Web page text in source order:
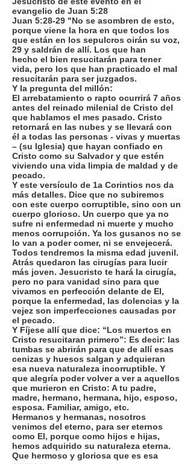
evangelio de Juan 5:28
Juan 5:28-29 "No se asombren de esto,
porque viene la hora en que todos los
que están en los sepulcros oirán su voz,
29 y saldrán de allí. Los que han
hecho el bien resucitarán para tener
vida, pero los que han practicado el mal
resucitarán para ser juzgados.
Y la pregunta del millón:
El arrebatamiento o rapto ocurrirá 7 años
antes del reinado milenial de Cristo del
que hablamos el mes pasado. Cristo
retornará en las nubes y se llevará con
él a todas las personas - vivas y muertas
– (su Iglesia) que hayan confiado en
Cristo como su Salvador y que estén
viviendo una vida limpia de maldad y de
pecado.
Y este versículo de 1a Corintios nos da
más detalles. Dice que no subiremos
con este cuerpo corruptible, sino con un
cuerpo glorioso. Un cuerpo que ya no
sufre ni enfermedad ni muerte y mucho
menos corrupción. Ya los gusanos no se
lo van a poder comer, ni se envejecerá.
Todos tendremos la misma edad juvenil.
Atrás quedaron las cirugías para lucir
más joven. Jesucristo te hará la cirugía,
pero no para vanidad sino para que
vivamos en perfección delante de El,
porque la enfermedad, las dolencias y la
vejez son imperfecciones causadas por
el pecado.
Y Fíjese allí que dice: “Los muertos en
Cristo resucitaran primero”: Es decir: las
tumbas se abrirán para que de allí esas
cenizas y huesos salgan y adquieran
esa nueva naturaleza incorruptible. Y
que alegría poder volver a ver a aquellos
que murieron en Cristo: A tu padre,
madre, hermano, hermana, hijo, esposo,
esposa. Familiar, amigo, etc.
Hermanos y hermanas, nosotros
venimos del eterno, para ser eternos
como El, porque como hijos e hijas,
hemos adquirido su naturaleza eterna.
Que hermoso y gloriosa que es esa